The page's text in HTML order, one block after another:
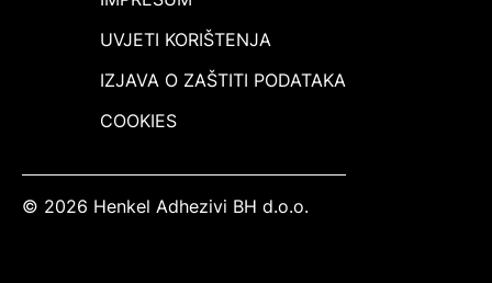
UVJETI KORIŠTENJA
IZJAVA O ZAŠTITI PODATAKA
COOKIES
© 2026 Henkel Adhezivi BH d.o.o.